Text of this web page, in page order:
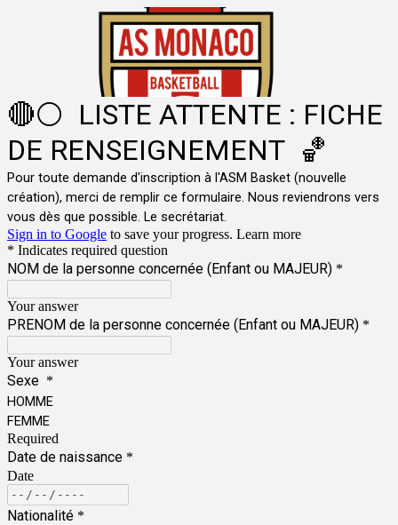
🔴⚪ LISTE ATTENTE : FICHE
DE RENSEIGNEMENT 🏀
Pour toute demande d'inscription à l'ASM Basket (nouvelle
création), merci de remplir ce formulaire. Nous reviendrons vers
vous dès que possible. Le secrétariat.
Sign in to Google to save your progress. Learn more
* Indicates required question
NOM de la personne concernée (Enfant ou MAJEUR) *
Your answer
PRENOM de la personne concernée (Enfant ou MAJEUR) *
Your answer
Sexe *
HOMME
FEMME
Required
Date de naissance *
Date
Nationalité *